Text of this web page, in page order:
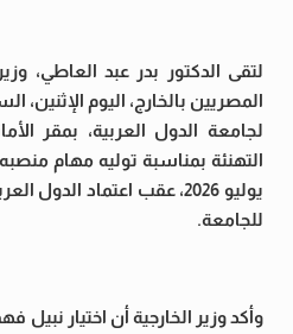
لتقى الدكتور بدر عبد العاطي،
المصريين بالخارج، اليوم الإثنين،
لجامعة الدول العربية، بمقر
التهنئة بمناسبة توليه مهام
يوليو 2026، عقب اعتماد الدول
للجامعة.
وأكد وزير الخارجية أن اختيار نبيل